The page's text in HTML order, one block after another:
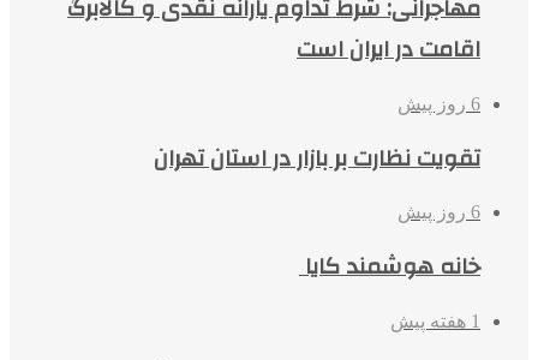
مهاجرانی: شرط تداوم یارانه نقدی و کالابرگ
اقامت در ایران است
6 روز پیش
تقویت نظارت بر بازار در استان تهران
6 روز پیش
خانه هوشمند کایا
1 هفته پیش